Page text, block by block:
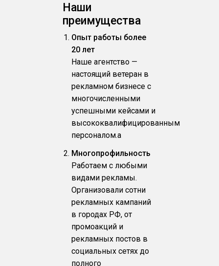
Наши
преимущества
Опыт работы более
20 лет
Наше агентство —
настоящий ветеран в
рекламном бизнесе с
многочисленными
успешными кейсами и
высококвалифицированным
персоналом.a
Многопрофильность
Работаем с любыми
видами рекламы.
Организовали сотни
рекламных кампаний
в городах РФ, от
промоакций и
рекламных постов в
социальных сетях до
полного